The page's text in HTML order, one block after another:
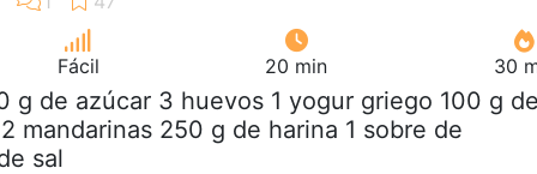
Fácil 20 min 30
g de azúcar 3 huevos 1 yogur griego 100 g de
mandarinas 250 g de harina 1 sobre de
sal